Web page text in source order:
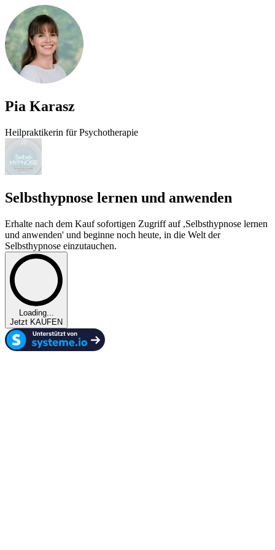
Pia Karasz
Heilpraktikerin für Psychotherapie
Selbsthypnose lernen und anwenden
Erhalte nach dem Kauf sofortigen Zugriff auf ,Selbsthypnose lernen
und anwenden' und beginne noch heute, in die Welt der
Selbsthypnose einzutauchen.
Loading...
Jetzt KAUFEN